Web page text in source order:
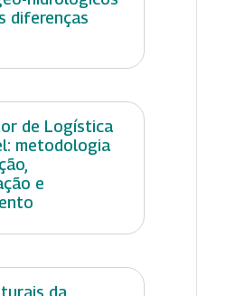
diferenças
de Logística
metodologia
e
da